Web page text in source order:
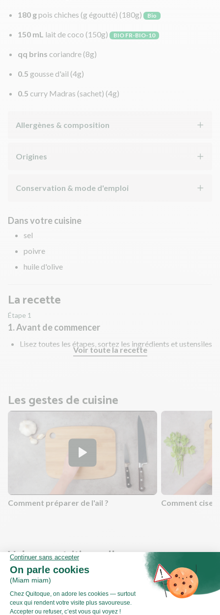
180 gpois chiches (g égoutté) (180g) Bio
150 mL lait de coco (150g) BIO FR-BIO-10
qq brins coriandre (8g)
0.5 gousse d'ail (4g)
0.5 curry Madras (sachet) (4g)
Allergènes & composition
Origines
Conservation & mode d'emploi
Dans votre cuisine
sel
poivre
huile d'olive
La recette
Étape 1
1. Avant de commencer
Lisez toutes les étapes, sortez les ingrédients et ustensiles
nécessaires et rincez les fruits et légumes !
Voir toute la recette
Les gestes de cuisine
Comment préparer de l'ail ? Comment
Valeurs nutritionnelles
Par personne Pour 100g
Énergie (kJ)